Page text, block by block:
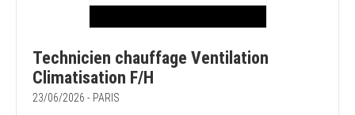
Technicien chauffage Ventilation
Climatisation F/H
23/06/2026 - PARIS